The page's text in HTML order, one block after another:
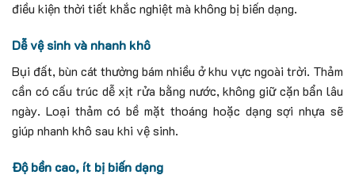
điều kiện thời tiết khắc nghiệt mà không bị biến dạng.
Dễ vệ sinh và nhanh khô
Bụi đất, bùn cát thường bám nhiều ở khu vực ngoài trời. Thảm
cần có cấu trúc dễ xịt rửa bằng nước, không giữ cặn bẩn lâu
ngày. Loại thảm có bề mặt thoáng hoặc dạng sợi nhựa sẽ
giúp nhanh khô sau khi vệ sinh.
Độ bền cao, ít bị biến dạng